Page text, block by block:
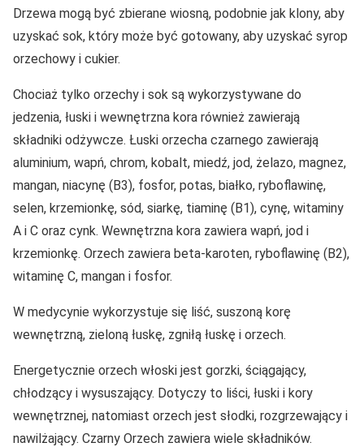
Drzewa mogą być zbierane wiosną, podobnie jak klony, aby
uzyskać sok, który może być gotowany, aby uzyskać syrop
orzechowy i cukier.
Chociaż tylko orzechy i sok są wykorzystywane do
jedzenia, łuski i wewnętrzna kora również zawierają
składniki odżywcze. Łuski orzecha czarnego zawierają
aluminium, wapń, chrom, kobalt, miedź, jod, żelazo, magnez,
mangan, niacynę (B3), fosfor, potas, białko, ryboflawinę,
selen, krzemionkę, sód, siarkę, tiaminę (B1), cynę, witaminy
A i C oraz cynk. Wewnętrzna kora zawiera wapń, jod i
krzemionkę. Orzech zawiera beta-karoten, ryboflawinę (B2),
witaminę C, mangan i fosfor.
W medycynie wykorzystuje się liść, suszoną korę
wewnętrzną, zieloną łuskę, zgniłą łuskę i orzech.
Energetycznie orzech włoski jest gorzki, ściągający,
chłodzący i wysuszający. Dotyczy to liści, łuski i kory
wewnętrznej, natomiast orzech jest słodki, rozgrzewający i
nawilżający. Czarny Orzech zawiera wiele składników.